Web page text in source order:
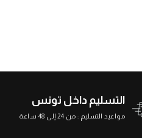
التسليم داخل تونس
مواعيد التسليم : من 24 إلى 48 ساعة